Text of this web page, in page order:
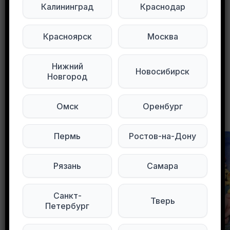
Мы в Max Мы в Telegram
0
Другие объявления в этом городе
Калининград Краснодар
Красноярск Москва
Нижний
Новгород
Новосибирск
Омск Оренбург
Пермь Ростов-на-Дону
Рязань Самара
Санкт-
Петербург
Тверь